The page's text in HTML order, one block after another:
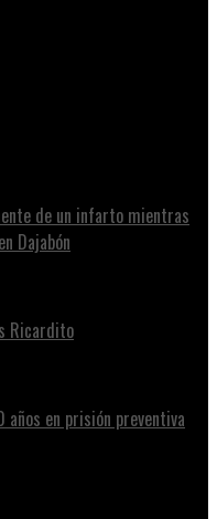
de un infarto mientras
Dajabón
Ricardito
en prisión preventiva